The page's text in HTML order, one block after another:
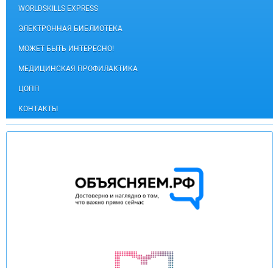
WORLDSKILLS EXPRESS
ЭЛЕКТРОННАЯ БИБЛИОТЕКА
МОЖЕТ БЫТЬ ИНТЕРЕСНО!
МЕДИЦИНСКАЯ ПРОФИЛАКТИКА
ЦОПП
КОНТАКТЫ